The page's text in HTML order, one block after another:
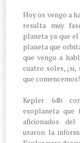
Hoy os vengo a
resulta muy
planeta ya que
planeta que
que vengo a
cuatro soles,
que comencemos!
Kepler 64b
exoplaneta que
aficionados
usaron la